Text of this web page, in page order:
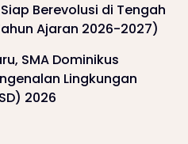
Berevolusi di Tengah
Ajaran 2026-2027)
SMA Dominikus
Lingkungan
2026